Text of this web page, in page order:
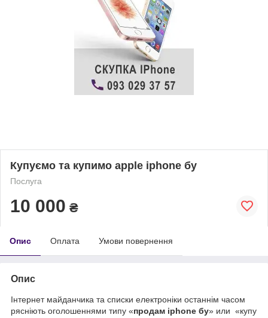
Купуємо та купимо apple iphone бу
Послуга
10 000 ₴
Опис Оплата Умови повернення
Опис
Інтернет майданчика та списки електроніки останнім часом
рясніють оголошеннями типу «продам iphone бу» или «купу